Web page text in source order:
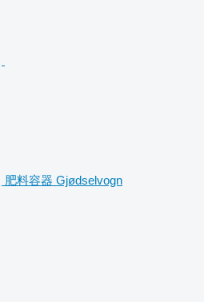
肥料容器 Gjødselvogn